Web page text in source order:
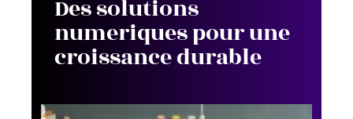
Des solutions
numeriques pour une
croissance durable